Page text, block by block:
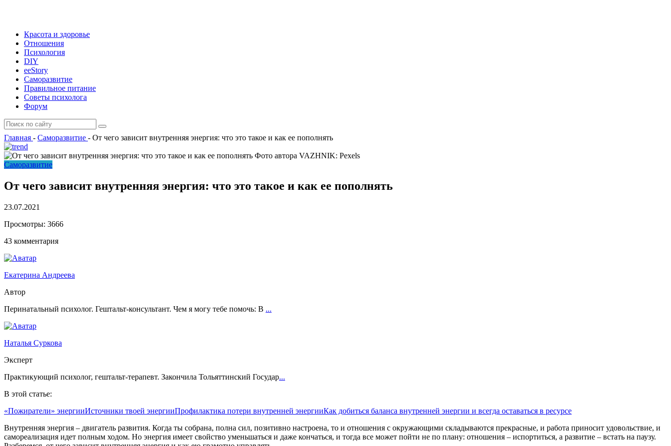
Красота и здоровье
Отношения
Психология
DIY
ееStory
Саморазвитие
Правильное питание
Советы психолога
Форум
Главная - Саморазвитие - От чего зависит внутренняя энергия: что это такое и как ее пополнять
Фото автора VAZHNIK: Pexels
Саморазвитие
От чего зависит внутренняя энергия: что это такое и как ее пополнять
23.07.2021
Просмотры: 3666
43 комментария
Екатерина Андреева
Автор
Перинатальный психолог. Гештальт-консультант. Чем я могу тебе помочь: В ...
Наталья Суркова
Эксперт
Практикующий психолог, гештальт-терапевт. Закончила Тольяттинский Государ...
В этой статье:
«Пожиратели» энергииИсточники твоей энергииПрофилактика потери внутренней энергииКак добиться баланса внутренней энергии и всегда оставаться в ресурсе
Внутренняя энергия – двигатель развития. Когда ты собрана, полна сил, позитивно настроена, то и отношения с окружающими складываются прекрасные, и работа приносит удовольствие, и
самореализация идет полным ходом. Но энергия имеет свойство уменьшаться и даже кончаться, и тогда все может пойти не по плану: отношения – испортиться, а развитие – встать на паузу.